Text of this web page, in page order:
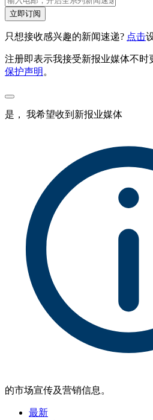
立即订阅
只想接收感兴趣的新闻速递? 点击
注册即表示我接受新报业媒体不时
保护声明 。
是， 我希望收到新报业媒体
的市场宣传及营销信息。
最新